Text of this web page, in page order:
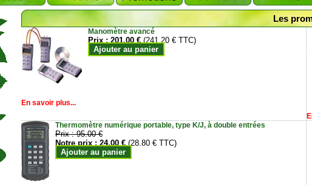
Les
Manomètre avancé
Prix :201.00 € (241.20 € TTC)
Ajouter au panier
En savoir plus...
Thermomètre numérique portable, type K/J, à double entrées
Prix :95.00 €
Notre prix :24.00 € (28.80 € TTC)
Ajouter au panier